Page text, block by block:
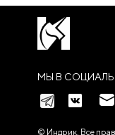
МЫ В
© Индрик. Все